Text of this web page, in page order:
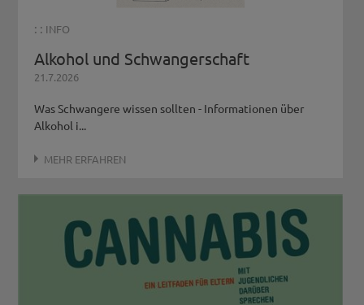
: : INFO
Alkohol und Schwangerschaft
21.7.2026
Was Schwangere wissen sollten - Informationen über
Alkohol i...
MEHR ERFAHREN